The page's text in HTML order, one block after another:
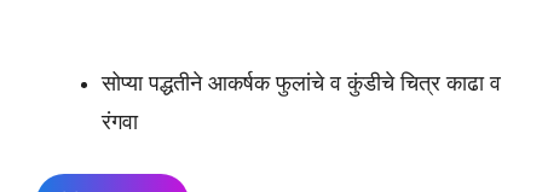
सोप्या पद्धतीने आकर्षक फुलांचे व कुंडीचे चित्र काढा व
रंगवा